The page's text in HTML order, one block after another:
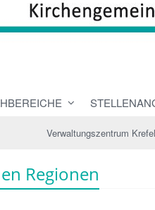
Verwaltungszentrum
Regionen